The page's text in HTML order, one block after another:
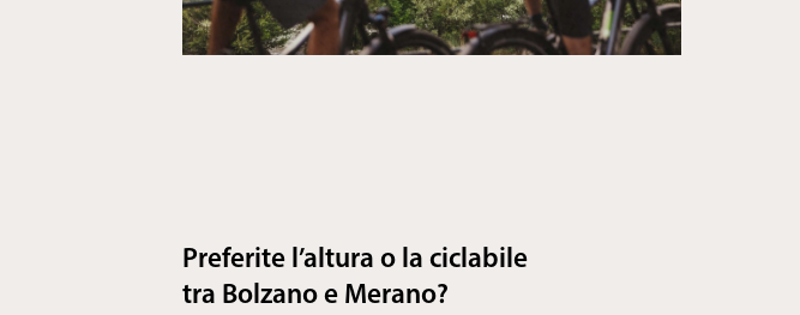
Preferite l’altura o la ciclabile
tra Bolzano e Merano?